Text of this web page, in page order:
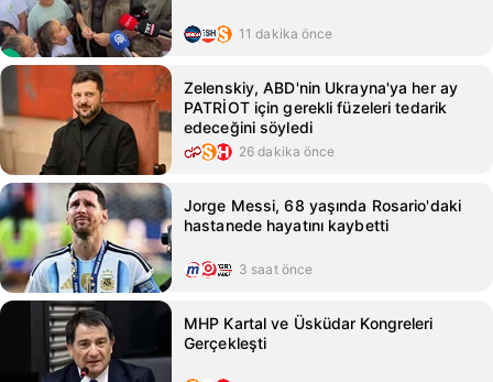
11 dakika önce
Zelenskiy, ABD'nin Ukrayna'ya her ay
PATRİOT için gerekli füzeleri tedarik
edeceğini söyledi
26 dakika önce
Jorge Messi, 68 yaşında Rosario'daki
hastanede hayatını kaybetti
3 saat önce
MHP Kartal ve Üsküdar Kongreleri
Gerçekleşti